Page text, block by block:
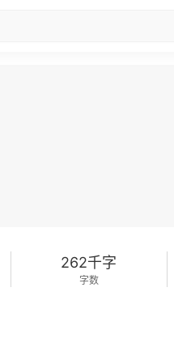
262千字
字数